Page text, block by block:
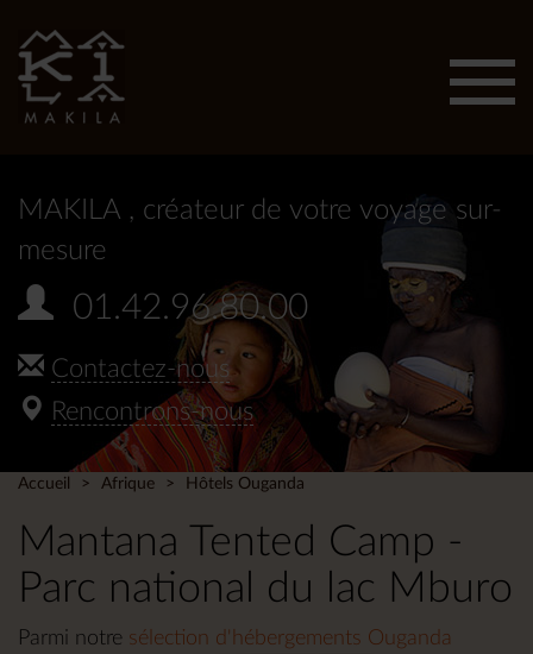
MAKILA , créateur de votre voyage sur-
mesure
01.42.96.80.00
Contactez-nous
Rencontrons-nous
Accueil Afrique Hôtels Ouganda
Mantana Tented Camp -
Parc national du lac Mburo
Parmi notre sélection d'hébergements Ouganda